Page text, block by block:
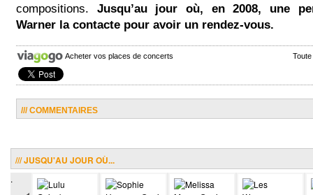
compositions. Jusqu’au jour où, en 2008, une
Warner la contacte pour avoir un rendez-vous.
Acheter vos places de concerts
/// COMMENTAIRES
/// JUSQU'AU JOUR OÙ...
.